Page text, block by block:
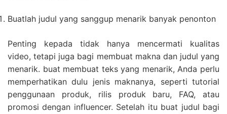
Buatlah judul yang sanggup menarik banyak penonton
Penting kepada tidak hanya mencermati kualitas
video, tetapi juga bagi membuat makna dan judul yang
menarik. buat membuat teks yang menarik, Anda perlu
memperhatikan dulu jenis maknanya, seperti tutorial
penggunaan produk, rilis produk baru, FAQ, atau
promosi dengan influencer. Setelah itu buat judul bagi